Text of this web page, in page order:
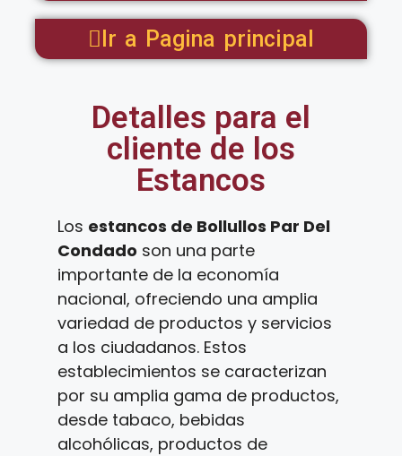
Ir a Pagina principal
Detalles para el
cliente de los
Estancos
Los estancos de Bollullos Par Del
Condado son una parte
importante de la economía
nacional, ofreciendo una amplia
variedad de productos y servicios
a los ciudadanos. Estos
establecimientos se caracterizan
por su amplia gama de productos,
desde tabaco, bebidas
alcohólicas, productos de